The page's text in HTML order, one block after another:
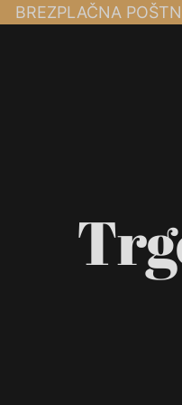
BREZPLAČNA